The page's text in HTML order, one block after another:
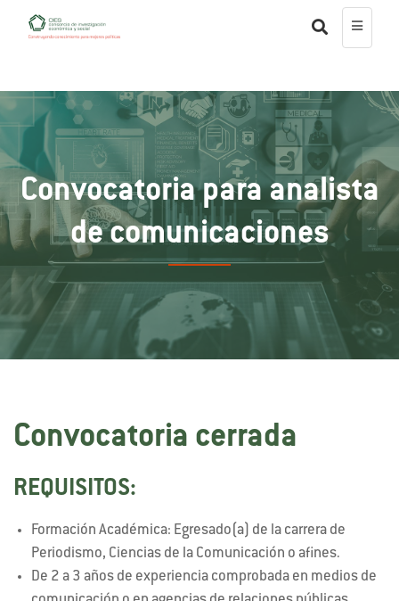
Convocatoria para analista
de comunicaciones
Convocatoria cerrada
REQUISITOS:
Formación Académica: Egresado(a) de la carrera de
Periodismo, Ciencias de la Comunicación o afines.
De 2 a 3 años de experiencia comprobada en medios de